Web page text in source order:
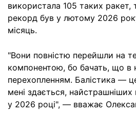
використала 105 таких ракет,
рекорд був у лютому 2026
місяць.
"Вони повністю перейшли на
компонентою, бо бачать, що в
перехопленням. Балістика —
мені здається, найстрашніших
у 2026 році", — вважає